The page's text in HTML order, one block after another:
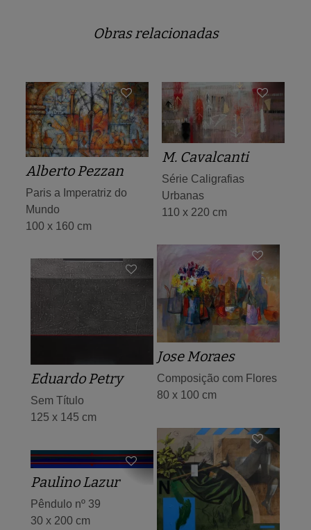
Obras relacionadas
Alberto Pezzan
Paris a Imperatriz do
Mundo
100 x 160 cm
M. Cavalcanti
Série Caligrafias
Urbanas
110 x 220 cm
Jose Moraes
Composição com Flores
80 x 100 cm
Eduardo Petry
Sem Título
125 x 145 cm
Paulino Lazur
Pêndulo nº 39
30 x 200 cm